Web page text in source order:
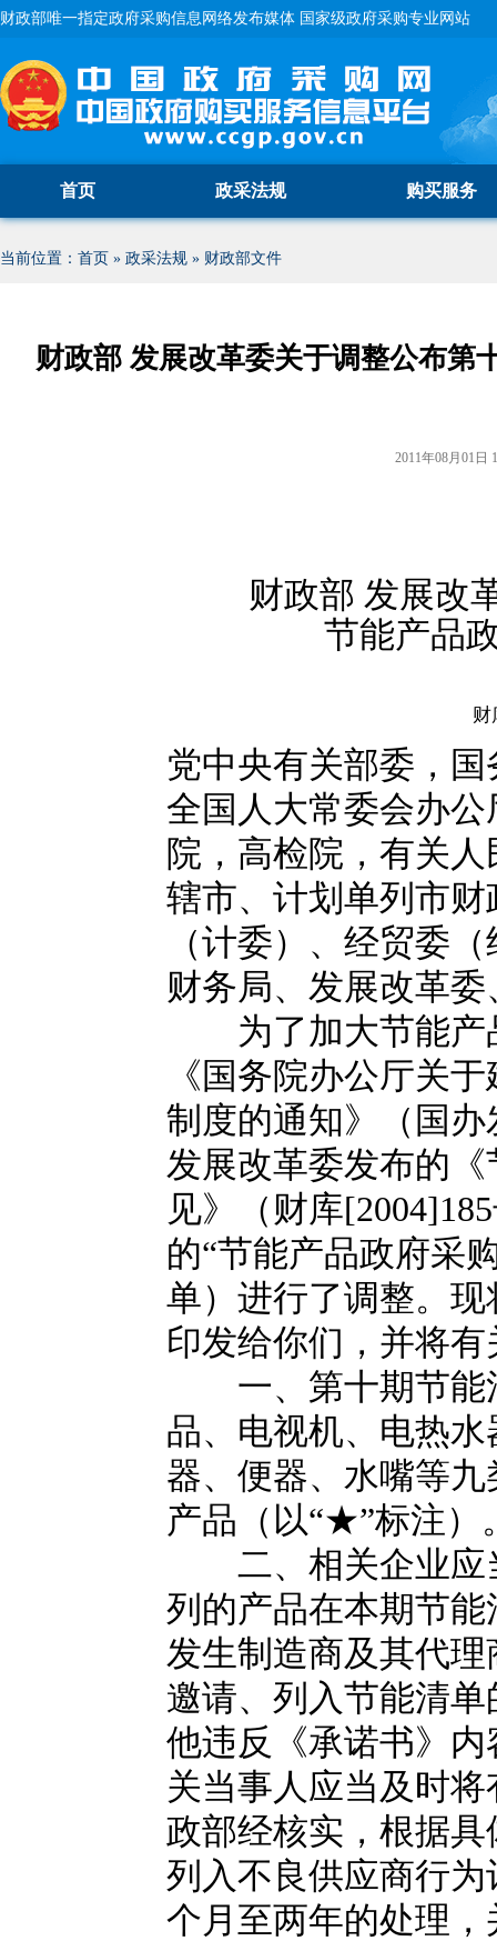
财政部唯一指定政府采购信息网络发布媒体 国家级政府采购专业网站
首页 政采法规 购买服务
当前位置： 首页 » 政采法规 » 财政部文件
财政部 发展改革委关于调整公布第
2011年08月01日
财政部 发展改
节能产品
财
党中央有关部委，
全国人大常委会办
院，高检院，有关
辖市、计划单列市
（计委）、经贸委
财务局、发展改革
为了加大节能产
《国务院办公厅关
制度的通知》（国
发展改革委发布的
见》（财库
的“节能产品政府采
单）进行了调整。
印发给你们，并将
一、第十期节能
品、电视机、电热
器、便器、水嘴等
产品（以“★”标注）
二、相关企业应
列的产品在本期节
发生制造商及其代
邀请、列入节能清
他违反《承诺书》
关当事人应当及时
政部经核实，根据
列入不良供应商行
个月至两年的处理